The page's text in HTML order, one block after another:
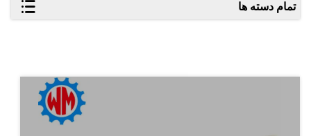
تمام دسته ها